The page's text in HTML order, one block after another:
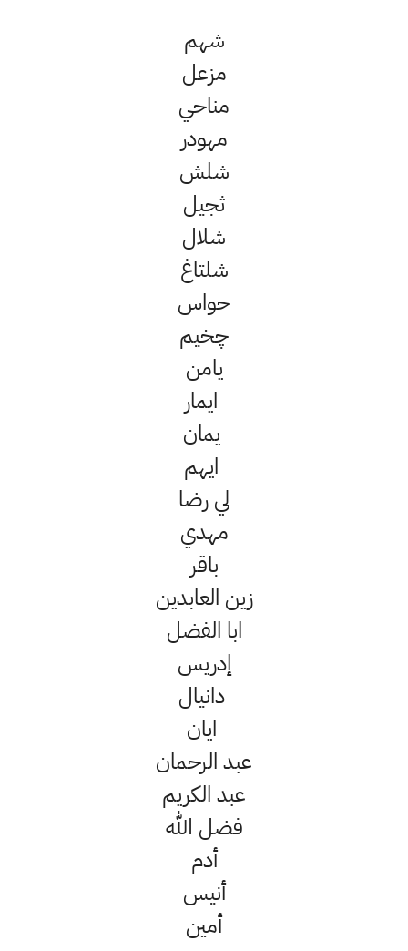
شهم
مزعل
مناحي
مهودر
شلش
ثجيل
شلال
شلتاغ
حواس
چخيم
يامن
ايمار
يمان
ايهم
لي رضا
مهدي
باقر
زين العابدين
ابا الفضل
إدريس
دانيال
ايان
عبد الرحمان
عبد الكريم
فضل الله
أدم
أنيس
أمين